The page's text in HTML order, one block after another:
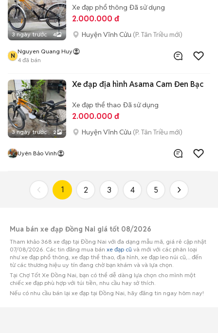
3 ngày trước 4
Xe đạp phổ thông Đã sử dụng
2.000.000 đ
Huyện Vĩnh Cửu (P. Tân Triều mới)
N
Nguyen Quang Huy
4 đã bán
3 ngày trước 2
Xe đạp địa hình Asama Cam Đen Bạc
Xe đạp thể thao Đã sử dụng
2.000.000 đ
Huyện Vĩnh Cửu (P. Tân Triều mới)
Uyên Bảo Vinh
1 2 3 4 5
Mua bán xe đạp Đồng Nai giá tốt 08/2026
Tham khảo 368 xe đạp tại Đồng Nai với đa dạng mẫu mã, giá rẻ cập nhật
07/08/2026. Các tin đăng mua bán xe đạp cũ và mới với các phân loại
như xe đạp phổ thông, xe đạp thể thao, địa hình, xe đạp leo núi cũ,... đến
từ các thương hiệu uy tín đang chờ bạn khám và và lựa chọn.
Tại Chợ Tốt Xe Đồng Nai, bạn có thể dễ dàng lựa chọn cho mình một
chiếc xe đạp phù hợp với túi tiền, nhu cầu hay sở thích.
Nếu có nhu cầu bán lại xe đạp tại Đồng Nai, hãy đăng tin ngay hôm nay!